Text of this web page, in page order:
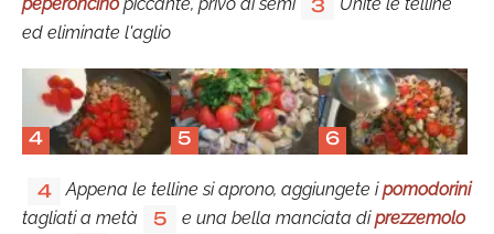
peperoncinopiccante, privo di semi 3
Unite le telline
ed eliminate l'aglio
4 5 6
4 Appena le telline si aprono, aggiungete ipomodorini
tagliati a metà
5 e una bella manciata diprezzemolo